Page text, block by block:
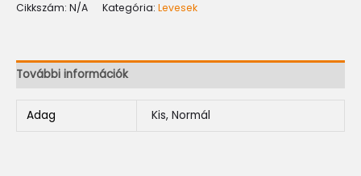
Cikkszám: N/A Kategória: Levesek
További információk
Adag Kis, Normál